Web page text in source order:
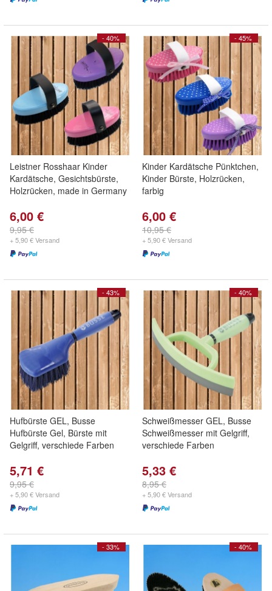
- 40%
Leistner Rosshaar Kinder
Kardätsche, Gesichtsbürste,
Holzrücken, made in Germany
6,00 €
9,95 €
+ 5,90 € Versand
- 45%
Kinder Kardätsche Pünktchen,
Kinder Bürste, Holzrücken,
farbig
6,00 €
10,95 €
+ 5,90 € Versand
- 43%
Hufbürste GEL, Busse
Hufbürste Gel, Bürste mit
Gelgriff, verschiede Farben
5,71 €
9,95 €
+ 5,90 € Versand
- 40%
Schweißmesser GEL, Busse
Schweißmesser mit Gelgriff,
verschiede Farben
5,33 €
8,95 €
+ 5,90 € Versand
- 33% - 40%